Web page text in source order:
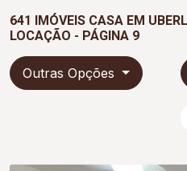
641 IMÓVEIS CASA EM
LOCAÇÃO - PÁGINA 9
Outras Opções